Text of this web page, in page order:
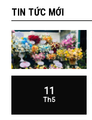
TIN TỨC MỚI
11
Th5